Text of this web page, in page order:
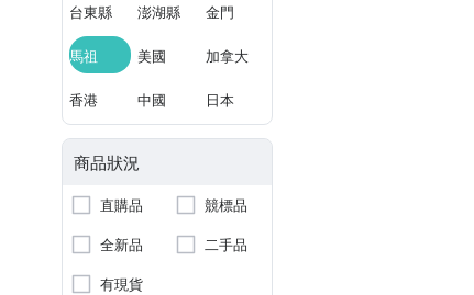
台東縣 澎湖縣 金門
馬祖 美國 加拿大
香港 中國 日本
商品狀況
直購品
競標品
全新品
二手品
有現貨